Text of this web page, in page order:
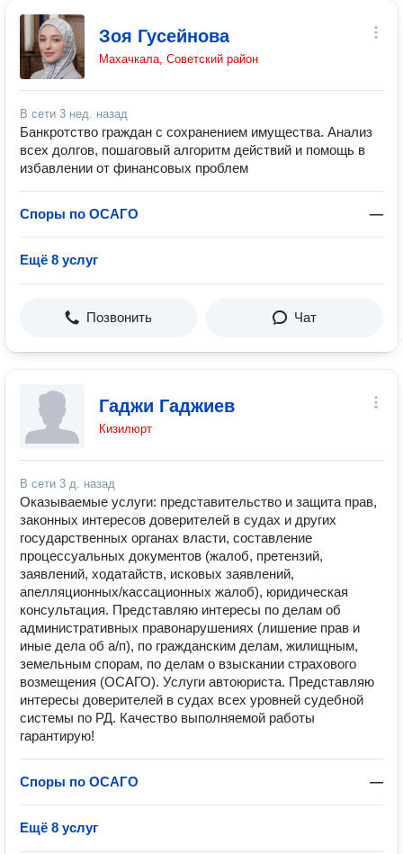
Зоя Гусейнова
Махачкала, Советский район
В сети 3 нед. назад
Банкротство граждан с сохранением имущества. Анализ
всех долгов, пошаговый алгоритм действий и помощь в
избавлении от финансовых проблем
Споры по ОСАГО —
Ещё 8 услуг
Позвонить Чат
Гаджи Гаджиев
Кизилюрт
В сети 3 д. назад
Оказываемые услуги: представительство и защита прав,
законных интересов доверителей в судах и других
государственных органах власти, составление
процессуальных документов (жалоб, претензий,
заявлений, ходатайств, исковых заявлений,
апелляционных/кассационных жалоб), юридическая
консультация. Представляю интересы по делам об
административных правонарушениях (лишение прав и
иные дела об а/п), по гражданским делам, жилищным,
земельным спорам, по делам о взыскании страхового
возмещения (ОСАГО). Услуги автоюриста. Представляю
интересы доверителей в судах всех уровней судебной
системы по РД. Качество выполняемой работы
гарантирую!
Споры по ОСАГО —
Ещё 8 услуг